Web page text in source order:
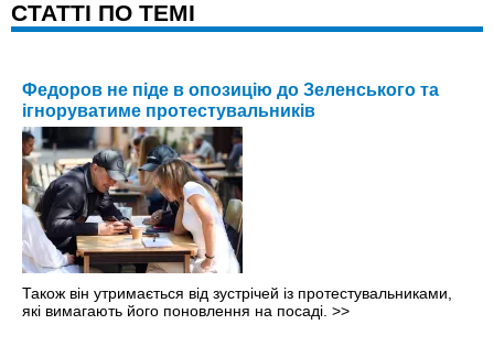
CТАТТІ ПО ТЕМІ
Федоров не піде в опозицію до Зеленського та
ігноруватиме протестувальників
Також він утримається від зустрічей із протестувальниками,
які вимагають його поновлення на посаді. >>